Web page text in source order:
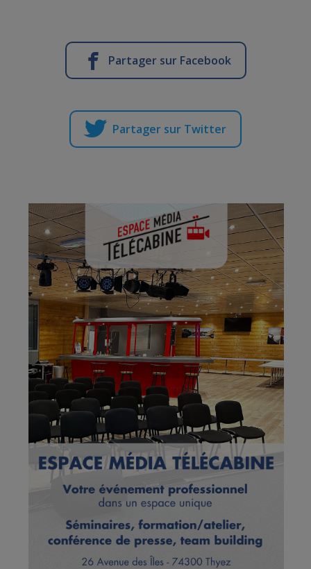
Partager sur Facebook
Partager sur Twitter